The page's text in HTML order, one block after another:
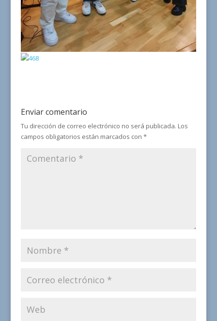
Enviar comentario
Tu dirección de correo electrónico no será publicada. Los
campos obligatorios están marcados con *